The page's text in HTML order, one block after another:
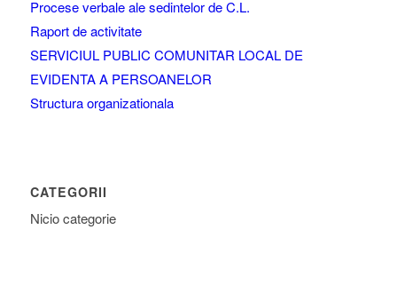
Procese verbale ale sedintelor de C.L.
Raport de activitate
SERVICIUL PUBLIC COMUNITAR LOCAL DE
EVIDENTA A PERSOANELOR
Structura organizationala
CATEGORII
Nicio categorie